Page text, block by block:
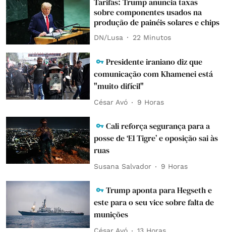
sobre componentes usados na
produção de painéis solares e chips
DN/Lusa 22 Minutos
Presidente iraniano diz que
comunicação com Khamenei está
"muito difícil"
César Avó 9 Horas
Cali reforça segurança para a
posse de ‘El Tigre’ e oposição sai às
ruas
Susana Salvador 9 Horas
Trump aponta para Hegseth e
este para o seu vice sobre falta de
munições